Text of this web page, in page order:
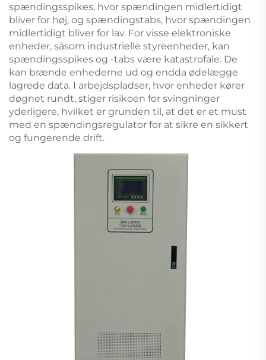
spændingsspikes, hvor spændingen midlertidigt
bliver for høj, og spændingstabs, hvor spændingen
midlertidigt bliver for lav. For visse elektroniske
enheder, såsom industrielle styreenheder, kan
spændingsspikes og -tabs være katastrofale. De
kan brænde enhederne ud og endda ødelægge
lagrede data. I arbejdspladser, hvor enheder kører
døgnet rundt, stiger risikoen for svingninger
yderligere, hvilket er grunden til, at det er et must
med en spændingsregulator for at sikre en sikkert
og fungerende drift.